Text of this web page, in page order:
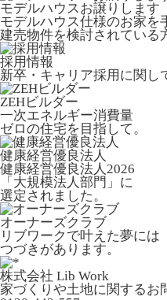
モデルハウスお譲りします
モデルハウス仕様のお家を
建売物件を検討されている
採用情報
新卒・キャリア採用に関し
ZEHビルダー
一次エネルギー消費量
ゼロの住宅を目指して。
健康経営優良法人
健康経営優良法人2026
「大規模法人部門」に
選定されました。
オーナーズクラブ
リブワークで叶えた夢には
つづきがあります。
株式会社 Lib Work
家づくりや土地に関するお